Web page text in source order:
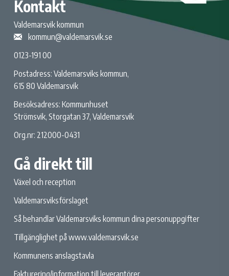
Kontakt
Valdemarsvik kommun
kommun@valdemarsvik.se
0123-191 00
Postadress: Valdemarsviks kommun,
615 80 Valdemarsvik
Besöksadress: Kommunhuset
Strömsvik, Storgatan 37, Valdemarsvik
Org.nr: 212000-0431
Gå direkt till
Växel och reception
Valdemarsviksförslaget
Så behandlar Valdemarsviks kommun dina personuppgifter
Tillgänglighet på www.valdemarsvik.se
Kommunens anslagstavla
Fakturering/information till leverantörer